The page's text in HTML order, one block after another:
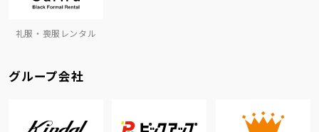
礼服・喪服レンタル
グループ会社